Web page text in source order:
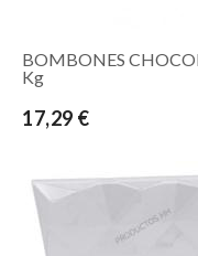
BOMBONES
Kg
17,29 €